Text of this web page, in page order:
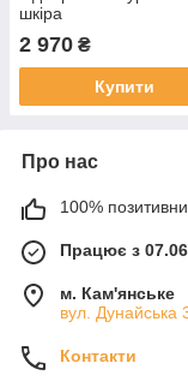
шкіра
2 970 ₴
Купити
Про нас
100%
Працює з
м. Кам'янське
вул. Дунайська
Контакти